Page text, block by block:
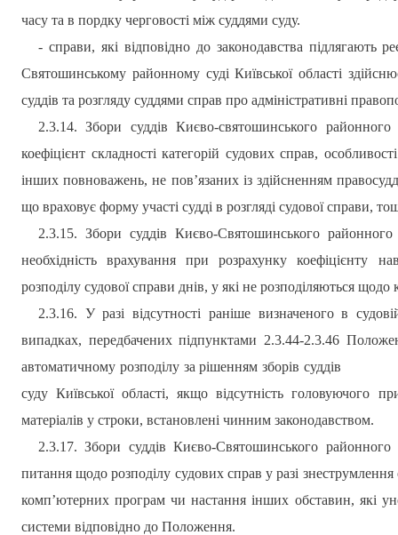
часу та в пордку черговості між суддями суду.
- справи, які відповідно до законодавства підлягають
Святошинському районному судіКиївської області
суддів та розгляду суддями справ про адміністративні
2.3.14. Збори суддівКиєво-святошинського районного
коефіцієнт складності категорій судових справ,
інших повноважень, не пов’язаних із здійсненням
що враховує форму участі судді в розгляді судової справи,
2.3.15. Збори суддів Києво-Святошинськогорайонного
необхідність врахування при розрахунку коефіцієнту
розподілу судової справи днів, у які не розподіляються щодо
2.3.16. У разі відсутності раніше визначеного в
випадках, передбачених підпунктами 2.3.44-2.3.46
автоматичному розподілу за рішенням зборів суддів
суду Київської області, якщо відсутність головуючого
матеріалів у строки, встановлені чинним законодавством.
2.3.17. Збори суддівКиєво-Святошинського районного
питання щодо розподілу судових справ у разі
комп’ютерних програм чи настання інших обставин, які
системи відповідно до Положення.